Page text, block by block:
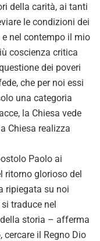
della carità, ai tanti
le condizioni dei
nel contempo il mio
coscienza critica
dei poveri
che per noi essi
una categoria
la Chiesa vede
Chiesa realizza
Paolo ai
ritorno glorioso del
ripiegata su noi
traduce nel
storia – afferma
cercare il Regno Dio